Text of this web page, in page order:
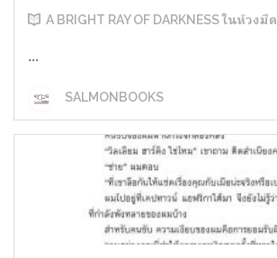
A BRIGHT RAY OF DARKNESS ในห้วง
...
SALMONBOOKS